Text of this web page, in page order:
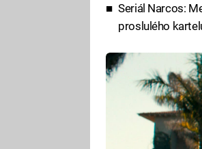
Seriál Narcos:
proslulého